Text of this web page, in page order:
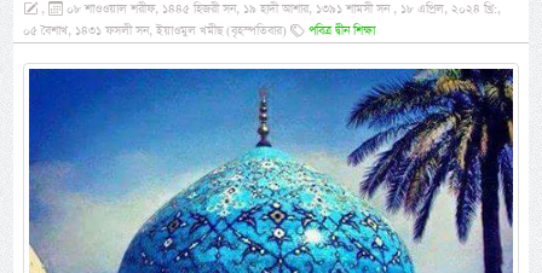
,
০৮ শাওওয়াল শরীফ, ১৪৪৫ হিজরী সন, ১৯ হাদী আশার, ১৩৯১ শামসী সন , ১৮ এপ্রিল, ২০২৪ খ্রি:,
০৫ বৈশাখ, ১৪৩১ ফসলী সন, ইয়াওমুল খমীছ (বৃহস্পতিবার)
পবিত্র দ্বীন শিক্ষা